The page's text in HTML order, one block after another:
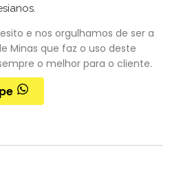
e nos orgulhamos de ser a
Minas que faz o uso deste
o melhor para o cliente.